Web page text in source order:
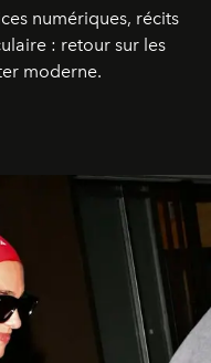
numériques, récits
: retour sur les
moderne.